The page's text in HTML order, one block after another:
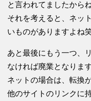
と言われてましたから
それを考えると、ネッ
いものがありますよね
あと最後にもう一つ、
なければ廃業となります
ネットの場合は、転換
他のサイトのリンクに